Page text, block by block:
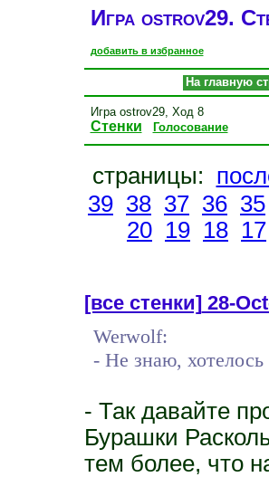
Игра ostrov29.
добавить в избранное
На главную
Игра ostrov29, Ход 8
Стенки Голосование
страницы:
39 38 37 36 35
20 19 18 17
[все стенки]28-
Werwolf:
- Не знаю,
- Так давайте
Бурашки
тем более, что